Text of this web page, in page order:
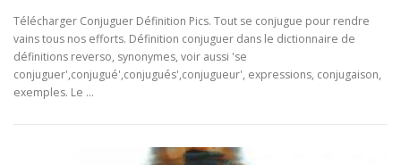
Télécharger Conjuguer Définition Pics. Tout se conjugue pour rendre
vains tous nos efforts. Définition conjuguer dans le dictionnaire de
définitions reverso, synonymes, voir aussi 'se
conjuguer',conjugué',conjugués',conjugueur', expressions, conjugaison,
exemples. Le …